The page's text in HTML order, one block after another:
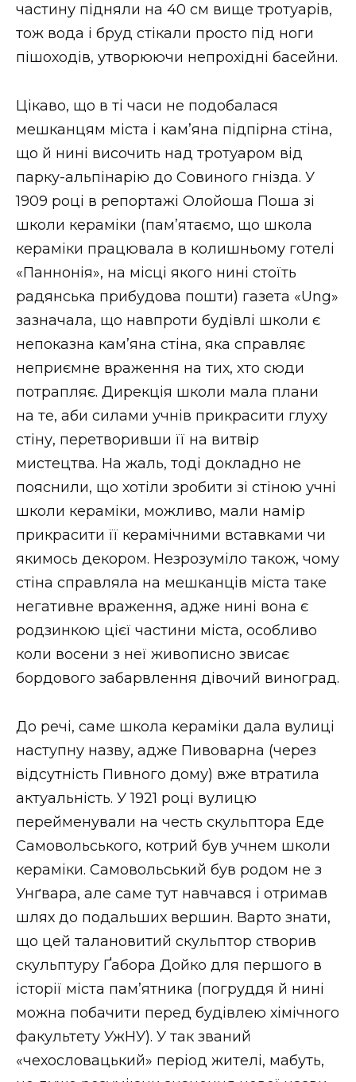
частину підняли на 40 см вище тротуарів,
тож вода і бруд стікали просто під ноги
пішоходів, утворюючи непрохідні басейни.
Цікаво, що в ті часи не подобалася
мешканцям міста і кам’яна підпірна стіна,
що й нині височить над тротуаром від
парку-альпінарію до Совиного гнізда. У
1909 році в репортажі Олойоша Поша зі
школи кераміки (пам’ятаємо, що школа
кераміки працювала в колишньому готелі
«Паннонія», на місці якого нині стоїть
радянська прибудова пошти) газета «Ung»
зазначала, що навпроти будівлі школи є
непоказна кам’яна стіна, яка справляє
неприємне враження на тих, хто сюди
потрапляє. Дирекція школи мала плани
на те, аби силами учнів прикрасити глуху
стіну, перетворивши її на витвір
мистецтва. На жаль, тоді докладно не
пояснили, що хотіли зробити зі стіною учні
школи кераміки, можливо, мали намір
прикрасити її керамічними вставками чи
якимось декором. Незрозуміло також, чому
стіна справляла на мешканців міста таке
негативне враження, адже нині вона є
родзинкою цієї частини міста, особливо
коли восени з неї живописно звисає
бордового забарвлення дівочий виноград.
До речі, саме школа кераміки дала вулиці
наступну назву, адже Пивоварна (через
відсутність Пивного дому) вже втратила
актуальність. У 1921 році вулицю
перейменували на честь скульптора Еде
Самовольського, котрий був учнем школи
кераміки. Самовольський був родом не з
Унґвара, але саме тут навчався і отримав
шлях до подальших вершин. Варто знати,
що цей талановитий скульптор створив
скульптуру Ґабора Дойко для першого в
історії міста пам’ятника (погруддя й нині
можна побачити перед будівлею хімічного
факультету УжНУ). У так званий
«чехословацький» період жителі, мабуть,